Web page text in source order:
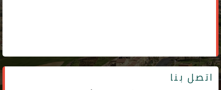
اتصل بنا